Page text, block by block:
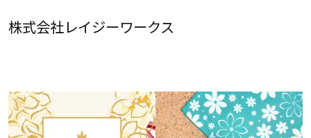
株式会社レイジーワークス